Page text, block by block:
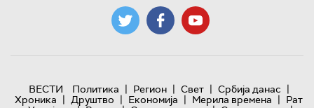
ВЕСТИ Политика | Регион | Свет | Србија данас |
Хроника | Друштво | Економија | Мерила времена | Рат